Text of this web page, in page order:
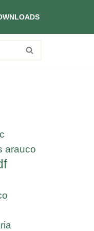
arauco